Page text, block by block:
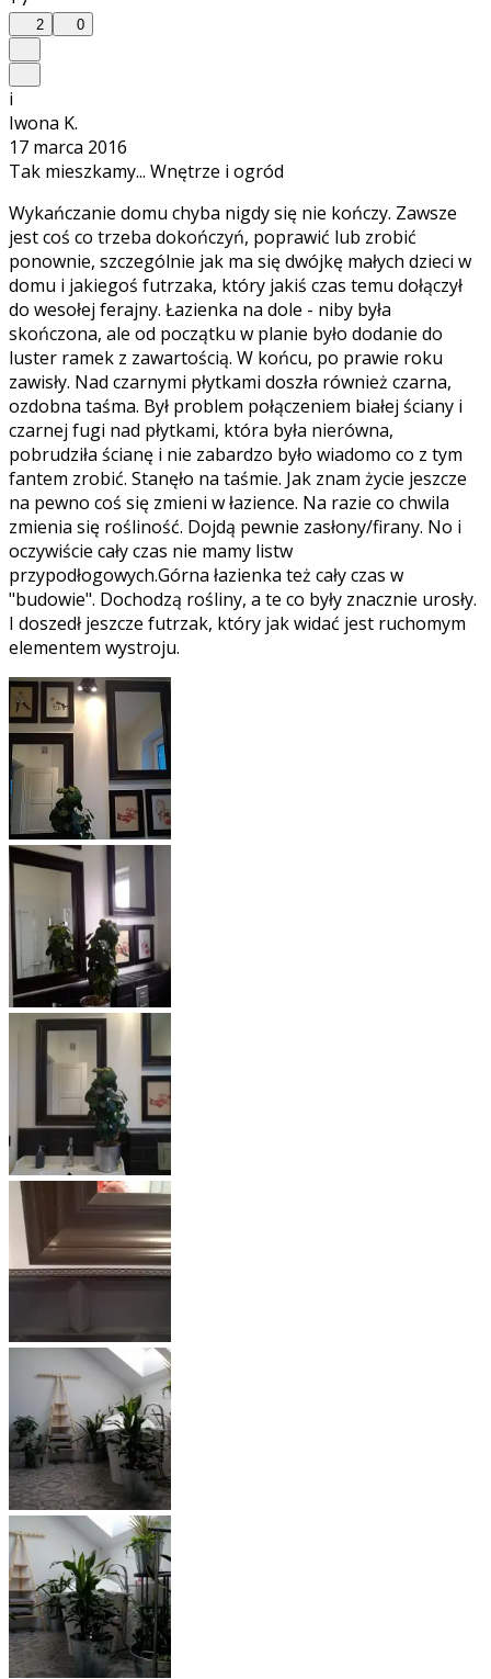
2 0
i
Iwona K.
17 marca 2016
Tak mieszkamy... Wnętrze i ogród
Wykańczanie domu chyba nigdy się nie kończy. Zawsze
jest coś co trzeba dokończyń, poprawić lub zrobić
ponownie, szczególnie jak ma się dwójkę małych dzieci w
domu i jakiegoś futrzaka, który jakiś czas temu dołączył
do wesołej ferajny. Łazienka na dole - niby była
skończona, ale od początku w planie było dodanie do
luster ramek z zawartością. W końcu, po prawie roku
zawisły. Nad czarnymi płytkami doszła również czarna,
ozdobna taśma. Był problem połączeniem białej ściany i
czarnej fugi nad płytkami, która była nierówna,
pobrudziła ścianę i nie zabardzo było wiadomo co z tym
fantem zrobić. Stanęło na taśmie. Jak znam życie jeszcze
na pewno coś się zmieni w łazience. Na razie co chwila
zmienia się rośliność. Dojdą pewnie zasłony/firany. No i
oczywiście cały czas nie mamy listw
przypodłogowych.Górna łazienka też cały czas w
"budowie". Dochodzą rośliny, a te co były znacznie urosły.
I doszedł jeszcze futrzak, który jak widać jest ruchomym
elementem wystroju.